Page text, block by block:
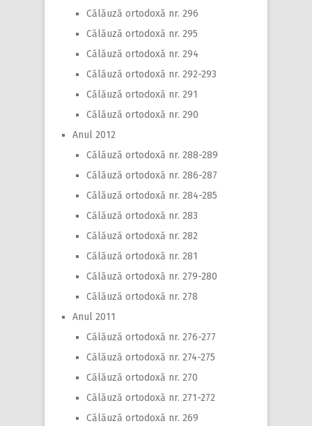
Călăuză ortodoxă nr. 296
Călăuză ortodoxă nr. 295
Călăuză ortodoxă nr. 294
Călăuză ortodoxă nr. 292-293
Călăuză ortodoxă nr. 291
Călăuză ortodoxă nr. 290
Anul 2012
Călăuză ortodoxă nr. 288-289
Călăuză ortodoxă nr. 286-287
Călăuză ortodoxă nr. 284-285
Călăuză ortodoxă nr. 283
Călăuză ortodoxă nr. 282
Călăuză ortodoxă nr. 281
Călăuză ortodoxă nr. 279-280
Călăuză ortodoxă nr. 278
Anul 2011
Călăuză ortodoxă nr. 276-277
Călăuză ortodoxă nr. 274-275
Călăuză ortodoxă nr. 270
Călăuză ortodoxă nr. 271-272
Călăuză ortodoxă nr. 269